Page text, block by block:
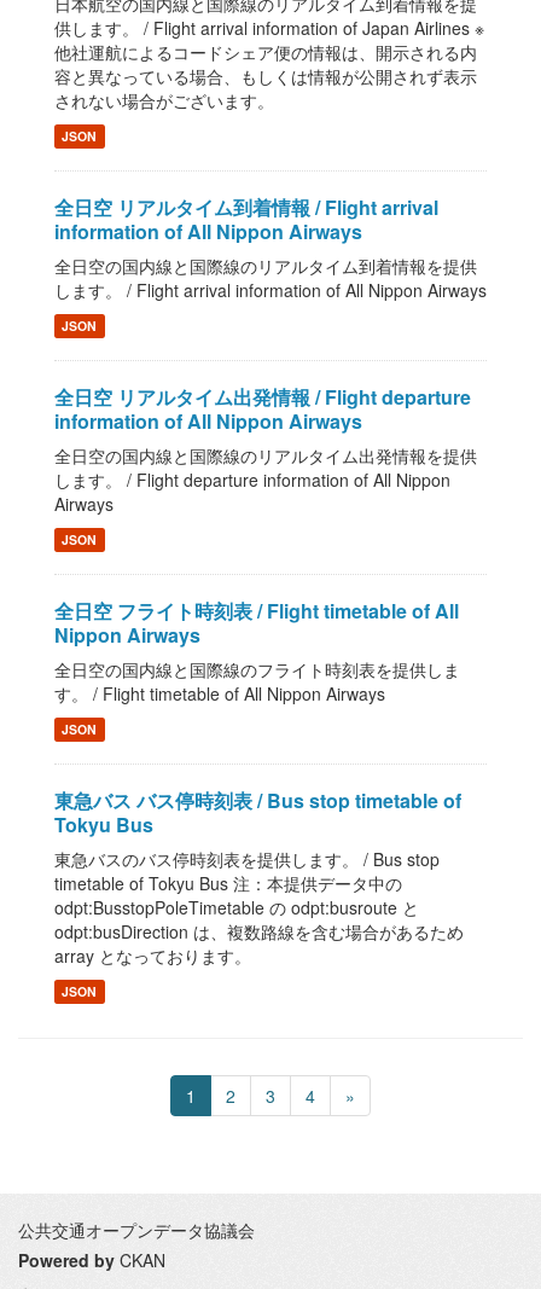
供します。 / Flight arrival information of Japan Airlines ※
他社運航によるコードシェア便の情報は、開示される内
容と異なっている場合、もしくは情報が公開されず表示
されない場合がございます。
JSON
全日空 リアルタイム到着情報 / Flight arrival
information of All Nippon Airways
全日空の国内線と国際線のリアルタイム到着情報を提供
します。 / Flight arrival information of All Nippon Airways
JSON
全日空 リアルタイム出発情報 / Flight departure
information of All Nippon Airways
全日空の国内線と国際線のリアルタイム出発情報を提供
します。 / Flight departure information of All Nippon
Airways
JSON
全日空 フライト時刻表 / Flight timetable of All
Nippon Airways
全日空の国内線と国際線のフライト時刻表を提供しま
す。 / Flight timetable of All Nippon Airways
JSON
東急バス バス停時刻表 / Bus stop timetable of
Tokyu Bus
東急バスのバス停時刻表を提供します。 / Bus stop
timetable of Tokyu Bus 注：本提供データ中の
odpt:BusstopPoleTimetable の odpt:busroute と
odpt:busDirection は、複数路線を含む場合があるため
array となっております。
JSON
1 2 3 4 »
公共交通オープンデータ協議会
Powered by CKAN